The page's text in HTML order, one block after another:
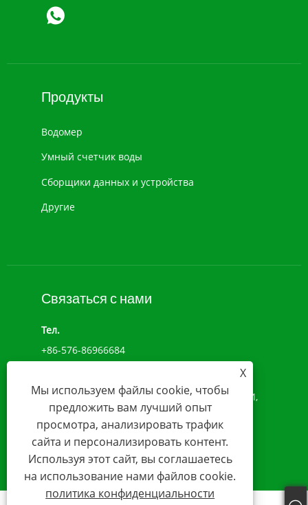
Продукты
Водомер
Умный счетчик воды
Сборщики данных и устройства
Другие
Связаться с нами
Тел.
+86-576-86966684
№ 1039, ПРОСПЕКТ ДЗЮЛОНГ, УЛИЦА ЧЭНСИ,
ВЭНЛИН, ЧЖЭЦЗЯН, КИТАЙ (317500)
Электронная почта
sales@younio.com
X
Мы используем файлы cookie, чтобы
предложить вам лучший опыт
просмотра, анализировать трафик
сайта и персонализировать контент.
Используя этот сайт, вы соглашаетесь
на использование нами файлов cookie.
политика конфиденциальности